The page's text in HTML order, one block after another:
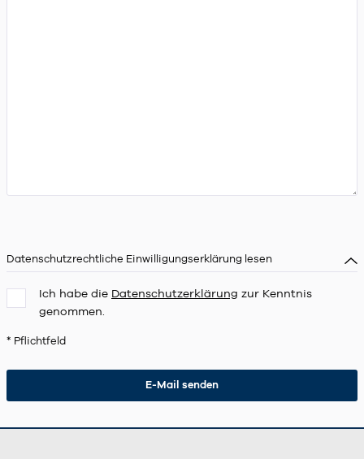
Datenschutzrechtliche Einwilligungserklärung lesen
Ich habe die Datenschutzerklärung zur Kenntnis
genommen.
* Pflichtfeld